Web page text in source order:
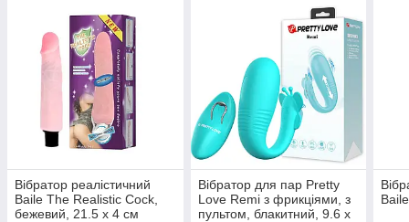
Вібратор реалістичний
Baile The Realistic Cock,
бежевий, 21.5 х 4 см
Вібратор для пар Pretty
Love Remi з фрикціями, з
пультом, блакитний, 9.6 х